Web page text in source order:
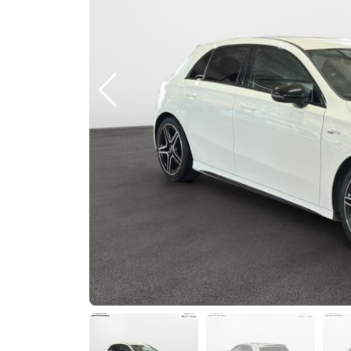
Previous